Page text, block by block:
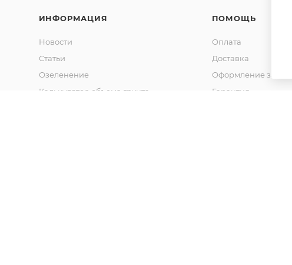
ИНФОРМАЦИЯ
Новости
Статьи
Озеленение
Калькулятор объема грунта
ПОМОЩЬ
Оплата
Доставка
Оформление заказа
Гарантия